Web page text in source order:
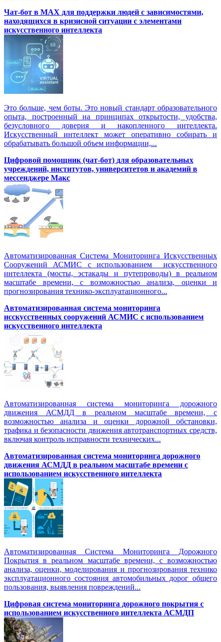
Чат-бот в MAX для поддержки людей с зависимостями,
находящихся в кризисной ситуации с элементами
искусственного интеллекта
Это больше, чем боты. Это новый стандарт образовательного
опыта, построенный на принципах открытости, удобства,
безусловного доверия и накопленного интеллекта.
Искусственный интеллект может оперативно собирать и
обрабатывать большой объем информации,...
Цифровой помощник (чат-бот) для образовательных
учреждений, институтов, университетов и академий в
мессенджере Макс
Автоматизированная Система Мониторинга Искусственных
Сооружений АСМИС с использованием искусственного
интеллекта (мосты, эстакады и путепроводы) в реальном
масштабе времени, с возможностью анализа, оценки и
прогнозирования технико-эксплуатационного...
Автоматизированная система мониторинга
исскусственных сооружений АСМИС с использованием
искусственного интеллекта
Автоматизированная система мониторинга дорожного
движения АСМДД в реальном масштабе времени, с
возможностью анализа и оценки дорожной обстановки,
трафика и безопасности движения автотранспортных средств,
включая контроль исправности технических...
Автоматизированная cистема мониторинга дорожного
движения АСМДД в реальном масштабе времени с
использованием искусственного интеллекта
Автоматизированная Система Мониторинга Дорожного
Покрытия в реальном масштабе времени, с возможностью
анализа, оценки, моделирования и прогнозирования технико
эксплуатационного состояния автомобильных дорог общего
пользования, выявления повреждений...
Цифровая система мониторинга дорожного покрытия с
использованием искусственного интеллекта АСМДП